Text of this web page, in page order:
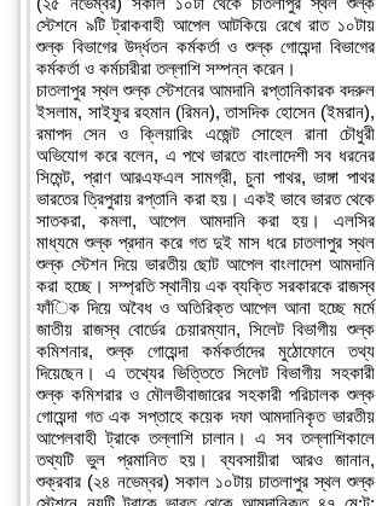
স্টেশনে ৯টি ট্রাকবাহী আপেল আটকিয়ে রেখে রাত ১০টায়
শুল্ক বিভাগের উর্দ্ধতন কর্মকর্তা ও শুল্ক গোয়েন্দা বিভাগের
কর্মকর্তা ও কর্মচারীরা তল্লাশি সম্পন্ন করেন।
চাতলাপুর স্থল শুল্ক স্টেশনের আমদানি রপ্তানিকারক বদরুল
ইসলাম, সাইফুর রহমান (রিমন), তাসদিক হোসেন (ইমরান),
রমাপদ সেন ও ক্লিয়ারিং এজেন্ট সোহেল রানা চৌধুরী
অভিযোগ করে বলেন, এ পথে ভারতে বাংলাদেশী সব ধরনের
সিমেন্ট, প্রাণ আরএফএল সামগ্রী, চুনা পাথর, ভাঙ্গা পাথর
ভারতের ত্রিপুরায় রপ্তানি করা হয়। একই ভাবে ভারত থেকে
সাতকরা, কমলা, আপেল আমদানি করা হয়। এলসির
মাধ্যমে শুল্ক প্রদান করে গত দুই মাস ধরে চাতলাপুর স্থল
শুল্ক স্টেশন দিয়ে ভারতীয় ছোট আপেল বাংলাদেশ আমদানি
করা হচ্ছে। সম্প্রতি স্থানীয় এক ব্যক্তি সরকারকে রাজস্ব
ফাঁিক দিয়ে অবৈধ ও অতিরিক্ত আপেল আনা হচ্ছে মর্মে
জাতীয় রাজস্ব বোর্ডের চেয়ারম্যান, সিলেট বিভাগীয় শুল্ক
কমিশনার, শুল্ক গোয়েন্দা কর্মকর্তাদের মুঠোফোনে তথ্য
দিয়েছেন। এ তথ্যের ভিত্তিতে সিলেট বিভাগীয় সহকারী
শুল্ক কমিশরার ও মৌলভীবাজারের সহকারী পরিচালক শুল্ক
গোয়েন্দা গত এক সপ্তাহে কয়েক দফা আমদানিকৃত ভারতীয়
আপেলবাহী ট্রাকে তল্লাশি চালান। এ সব তল্লাশিকালে
তথ্যটি ভুল প্রমানিত হয়। ব্যবসায়ীরা আরও জানান,
শুক্রবার (২৪ নভেম্বর) সকাল ১০টায় চাতলাপুর স্থল শুল্ক